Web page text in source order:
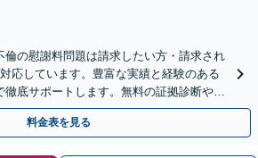
倫の慰謝料問題は請求したい方・請求され
応しています。豊富な実績と経験のある
底サポートします。無料の証拠診断や着
ので安心してご相談ください。
料金表を見る